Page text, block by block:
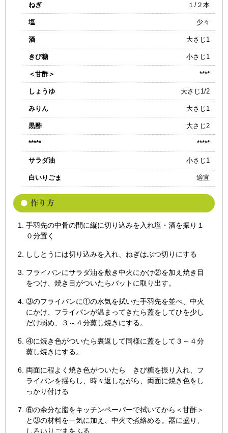
ねぎ １/２本
塩 少々
酒 大さじ1
きび糖 小さじ1
＜甘酢＞ ****
しょうゆ 大さじ1/2
みりん 大さじ1
黒酢 大さじ2
***** *****
サラダ油 小さじ1
白いりごま 適宜
手羽先の中骨の間に縦に切り込みを入れ塩・酒を振り１
０分置く
ししとうには切り込みを入れ、ねぎはぶつ切りにする
フライパンにサラダ油を敷き中火にかけ②を加え焼き目
をつけ、焼き目がついたらバットに取り出す。
③のフライパンに①の水気を拭いた手羽先を並べ、中火
にかけ、フライパンが温まってきたら蓋をしてひを少し
だけ弱め、３～４分蒸し焼きにする。
④に焼き色がついたら裏返して同様に蓋をして３～４分
蒸し焼きにする。
両面に程よく焼き色がついたら きび糖を振り入れ、フ
ライパンを揺らし、時々返しながら、両面に焼き色をし
っかり付ける
⑥の余分な脂をキッチンペーパーで拭いてから＜甘酢＞
と③の材料を一気に加え、中火で煮絡める。器に盛り、
しろいりごまをふる